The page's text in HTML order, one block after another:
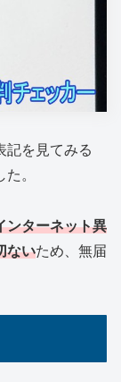
記を見てみる
。
ンターネット異
ないため、無届